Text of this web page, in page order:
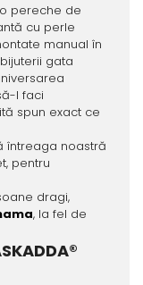
pereche de
cu perle
manual în
gata
l faci
spun exact ce
întreaga noastră
pentru
dragi,
, la fel de